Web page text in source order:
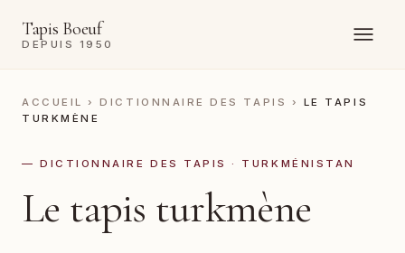
Tapis Boeuf
DEPUIS 1950
ACCUEIL › DICTIONNAIRE DES TAPIS ›
LE TAPIS
TURKMÈNE
— DICTIONNAIRE DES TAPIS · TURKMÉNISTAN
Le tapis turkmène